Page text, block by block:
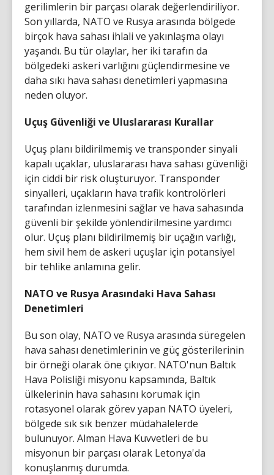
gerilimlerin bir parçası olarak değerlendiriliyor.
Son yıllarda, NATO ve Rusya arasında bölgede
birçok hava sahası ihlali ve yakınlaşma olayı
yaşandı. Bu tür olaylar, her iki tarafın da
bölgedeki askeri varlığını güçlendirmesine ve
daha sıkı hava sahası denetimleri yapmasına
neden oluyor.
Uçuş Güvenliği ve Uluslararası Kurallar
Uçuş planı bildirilmemiş ve transponder sinyali
kapalı uçaklar, uluslararası hava sahası güvenliği
için ciddi bir risk oluşturuyor. Transponder
sinyalleri, uçakların hava trafik kontrolörleri
tarafından izlenmesini sağlar ve hava sahasında
güvenli bir şekilde yönlendirilmesine yardımcı
olur. Uçuş planı bildirilmemiş bir uçağın varlığı,
hem sivil hem de askeri uçuşlar için potansiyel
bir tehlike anlamına gelir.
NATO ve Rusya Arasındaki Hava Sahası
Denetimleri
Bu son olay, NATO ve Rusya arasında süregelen
hava sahası denetimlerinin ve güç gösterilerinin
bir örneği olarak öne çıkıyor. NATO'nun Baltık
Hava Polisliği misyonu kapsamında, Baltık
ülkelerinin hava sahasını korumak için
rotasyonel olarak görev yapan NATO üyeleri,
bölgede sık sık benzer müdahalelerde
bulunuyor. Alman Hava Kuvvetleri de bu
misyonun bir parçası olarak Letonya'da
konuşlanmış durumda.